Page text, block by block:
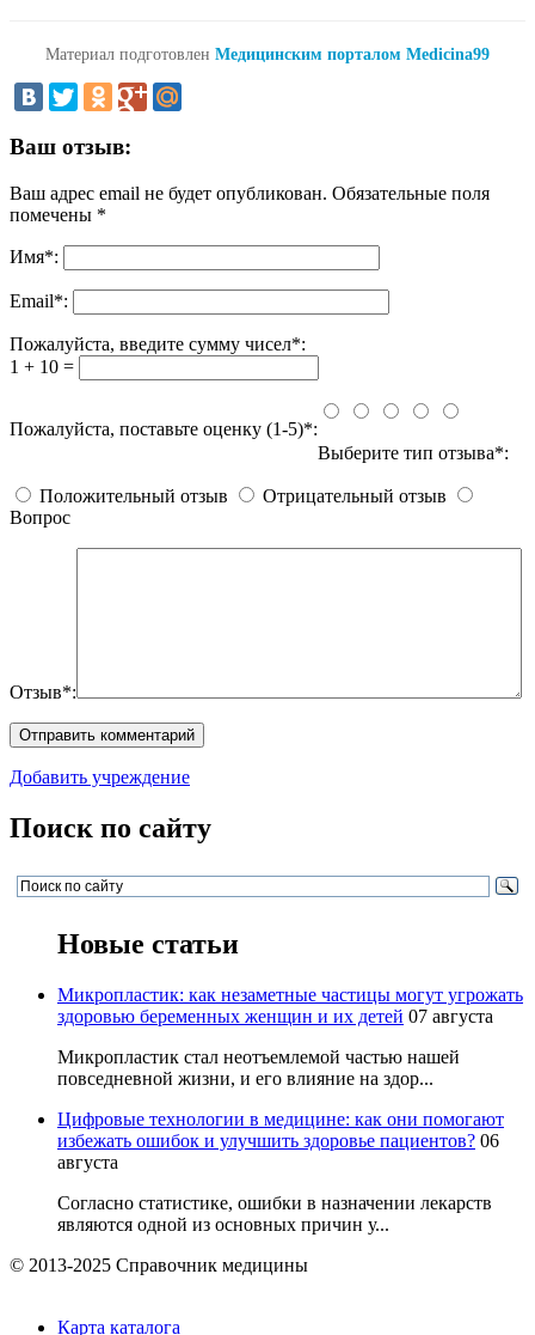
Материал подготовлен Медицинским порталом Medicina99
Ваш отзыв:
Ваш адрес email не будет опубликован. Обязательные поля
помечены *
Имя*:
Email*:
Пожалуйста, введите сумму чисел*:
1 + 10 =
Пожалуйста, поставьте оценку (1-5)*:
Выберите тип отзыва*:
Положительный отзыв
Отрицательный отзыв
Вопрос
Отзыв*:
Добавить учреждение
Поиск по сайту
Новые статьи
Микропластик: как незаметные частицы могут угрожать
здоровью беременных женщин и их детей 07 августа
Микропластик стал неотъемлемой частью нашей
повседневной жизни, и его влияние на здор...
Цифровые технологии в медицине: как они помогают
избежать ошибок и улучшить здоровье пациентов? 06
августа
Согласно статистике, ошибки в назначении лекарств
являются одной из основных причин у...
© 2013-2025 Справочник медицины
Карта каталога